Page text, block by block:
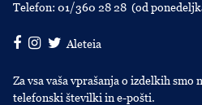
Telefon: 01/360 28 28 (od
Aleteia
Za vsa vaša vprašanja o izdelkih smo
telefonski številki in e-pošti.